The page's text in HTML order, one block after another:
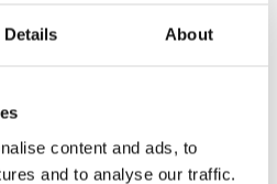
Details About
content and ads, to
and to analyse our traffic.
3 dicembre 2019, Corriere della